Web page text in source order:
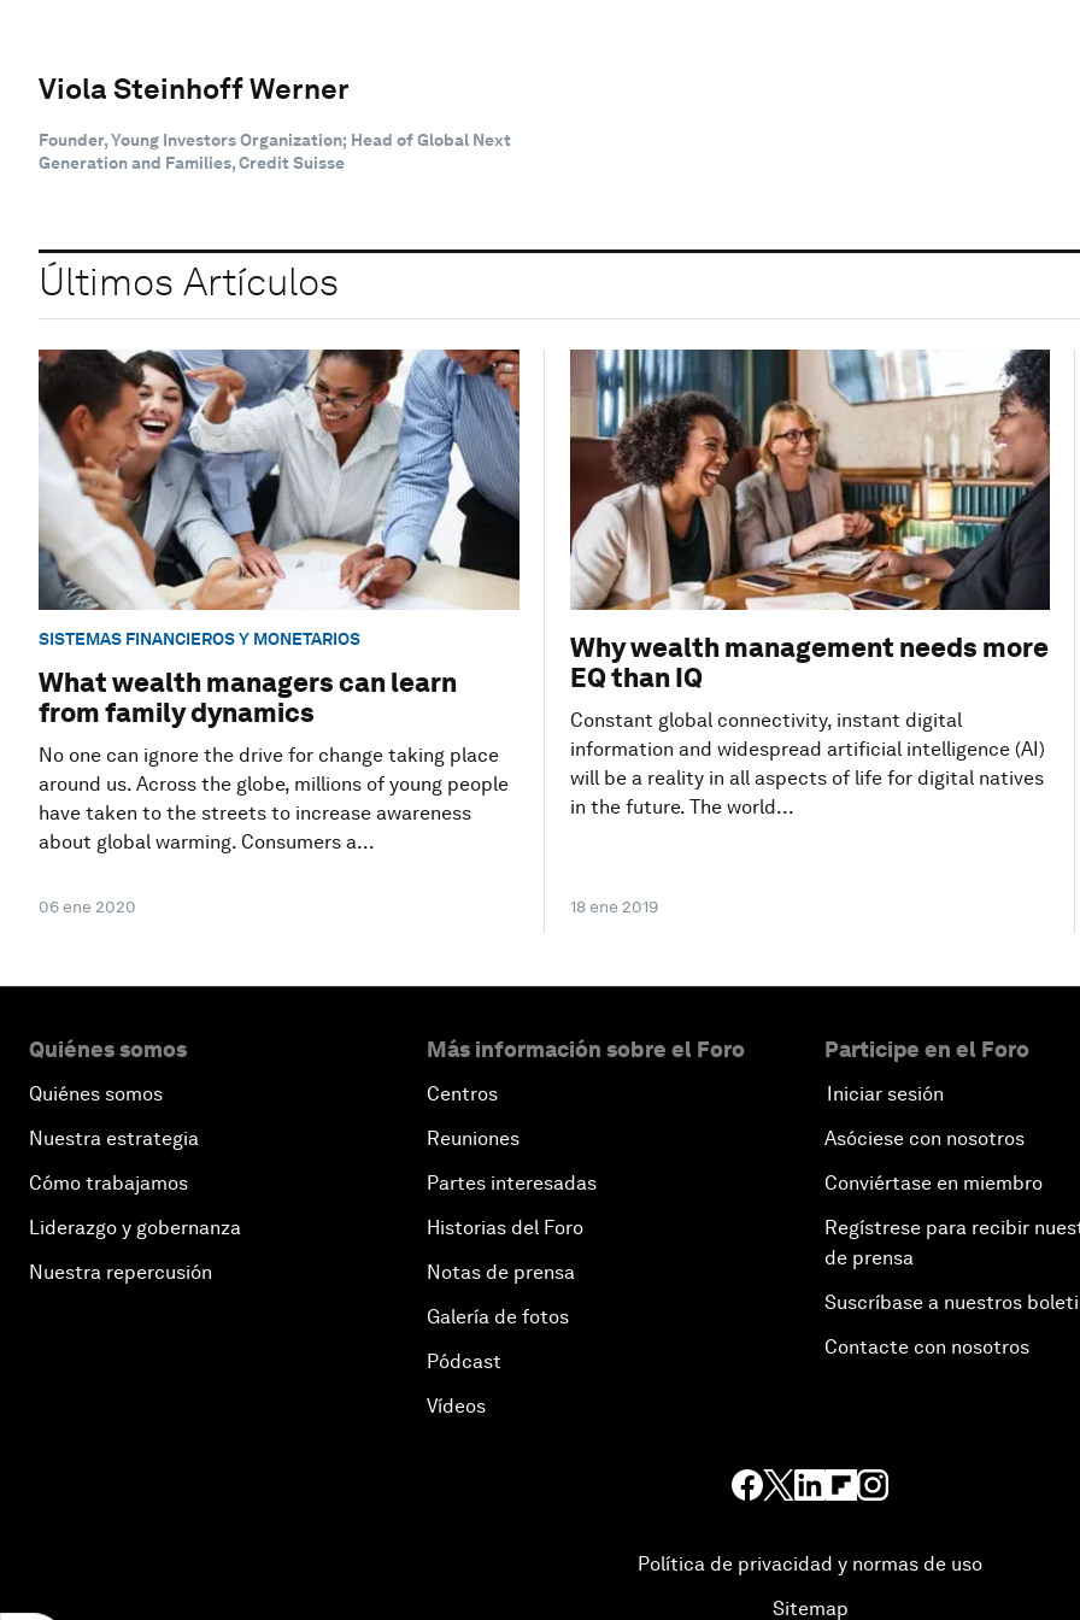
Viola Steinhoff Werner
Founder, Young Investors Organization; Head of Global Next
Generation and Families, Credit Suisse
Últimos Artículos
SISTEMAS FINANCIEROS Y MONETARIOS
What wealth managers can learn
from family dynamics
No one can ignore the drive for change taking place
around us. Across the globe, millions of young people
have taken to the streets to increase awareness
about global warming. Consumers a...
06 ene 2020
Why wealth management needs more
EQ than IQ
Constant global connectivity, instant digital
information and widespread artificial intelligence (AI)
will be a reality in all aspects of life for digital natives
in the future. The world...
18 ene 2019
Quiénes somos
Quiénes somos
Nuestra estrategia
Cómo trabajamos
Liderazgo y gobernanza
Nuestra repercusión
Más información sobre el Foro
Centros
Reuniones
Partes interesadas
Historias del Foro
Notas de prensa
Galería de fotos
Pódcast
Vídeos
Participe en el Foro
Iniciar sesión
Asóciese con nosotros
Conviértase en miembro
Regístrese para recibir
de prensa
Suscríbase a nuestros
Contacte con nosotros
Política de privacidad y normas de uso
Sitemap